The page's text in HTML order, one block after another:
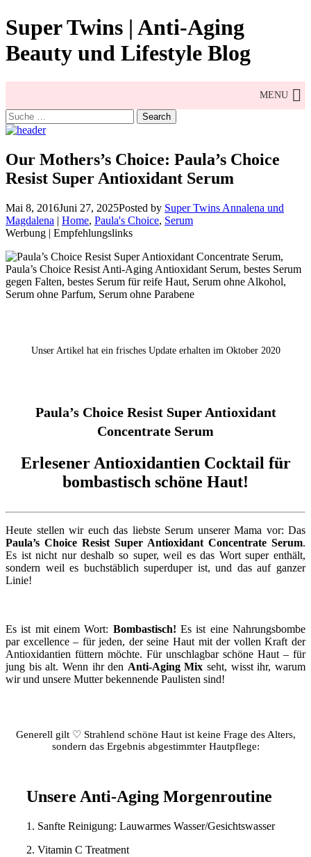
Skip
to
content
Super Twins | Anti-Aging
Beauty und Lifestyle Blog
MENU
Search
for:
Our Mothers’s Choice: Paula’s Choice
Resist Super Antioxidant Serum
Mai 8, 2016Juni 27, 2025Posted by Super Twins Annalena und
Magdalena | Home, Paula's Choice, Serum
Werbung | Empfehlungslinks
Unser Artikel hat ein frisches Update erhalten im Oktober 2020
Paula’s Choice Resist Super Antioxidant
Concentrate Serum
Erlesener Antioxidantien Cocktail für
bombastisch schöne Haut!
Heute stellen wir euch das liebste Serum unserer Mama vor: Das
Paula’s Choice Resist Super Antioxidant Concentrate Serum.
Es ist nicht nur deshalb so super, weil es das Wort super enthält,
sondern weil es buchstäblich superduper ist, und das auf ganzer
Linie!
Es ist mit einem Wort: Bombastisch! Es ist eine Nahrungsbombe
par excellence – für jeden, der seine Haut mit der vollen Kraft der
Antioxidantien füttern möchte. Für unschlagbar schöne Haut – für
jung bis alt. Wenn ihr den Anti-Aging Mix seht, wisst ihr, warum
wir und unsere Mutter bekennende Paulisten sind!
Generell gilt ♡ Strahlend schöne Haut ist keine Frage des Alters,
sondern das Ergebnis abgestimmter Hautpflege:
Unsere Anti-Aging Morgenroutine
1. Sanfte Reinigung: Lauwarmes Wasser/Gesichtswasser
2. Vitamin C Treatment